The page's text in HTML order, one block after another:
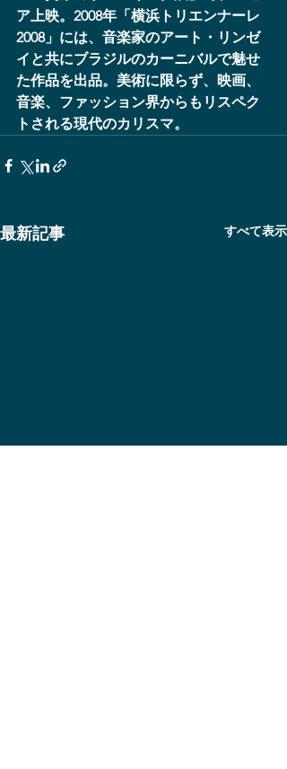
ア上映。2008年「横浜トリエンナーレ
2008」には、音楽家のアート・リンゼ
イと共にブラジルのカーニバルで魅せ
た作品を出品。美術に限らず、映画、
音楽、ファッション界からもリスペク
トされる現代のカリスマ。
最新記事 すべて表示